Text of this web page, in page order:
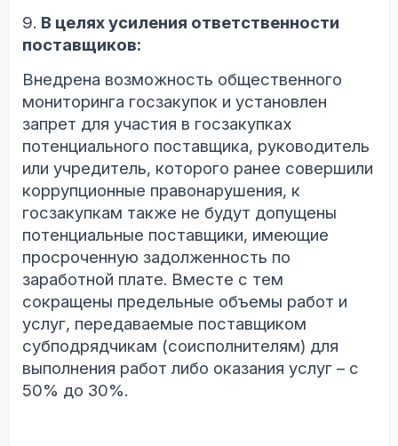
9. В целях усиления ответственности
поставщиков:
Внедрена возможность общественного
мониторинга госзакупок и установлен
запрет для участия в госзакупках
потенциального поставщика, руководитель
или учредитель, которого ранее совершили
коррупционные правонарушения, к
госзакупкам также не будут допущены
потенциальные поставщики, имеющие
просроченную задолженность по
заработной плате. Вместе с тем
сокращены предельные объемы работ и
услуг, передаваемые поставщиком
субподрядчикам (соисполнителям) для
выполнения работ либо оказания услуг – с
50% до 30%.